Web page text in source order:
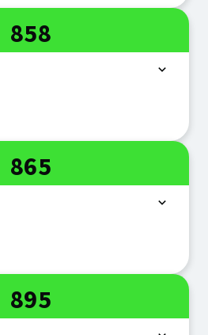
Linie
858
Linie
865
Linie
895